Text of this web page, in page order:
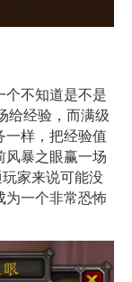
个不知道是不是
给经验，而满级
一样，把经验值
风暴之眼赢一场
家来说可能没
为一个非常恐怖